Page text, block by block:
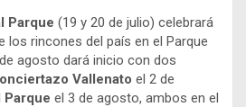
Parque (19 y 20 de julio) celebrará
los rincones del país en el Parque
agosto dará inicio con dos
Vallenato el 2 de
Parque el 3 de agosto, ambos en el